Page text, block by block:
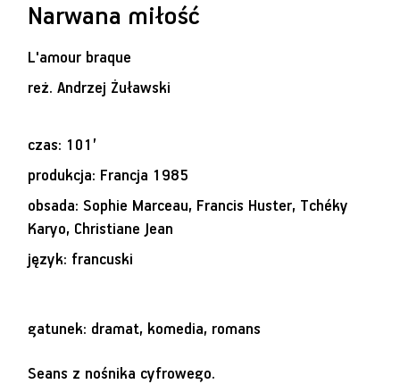
Narwana miłość
L'amour braque
reż.Andrzej Żuławski
czas: 101’
produkcja: Francja 1985
obsada: Sophie Marceau, Francis Huster, Tchéky
Karyo, Christiane Jean
język: francuski
gatunek: dramat, komedia, romans
Seans z nośnika cyfrowego.